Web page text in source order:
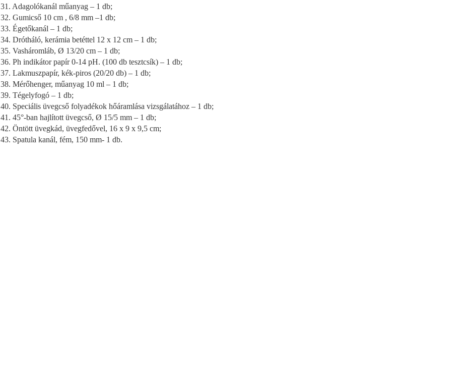
31. Adagolókanál műanyag – 1 db;
32. Gumicső 10 cm , 6/8 mm –1 db;
33. Égetőkanál – 1 db;
34. Drótháló, kerámia betéttel 12 x 12 cm – 1 db;
35. Vasháromláb, Ø 13/20 cm – 1 db;
36. Ph indikátor papír 0-14 pH. (100 db tesztcsík) – 1 db;
37. Lakmuszpapír, kék-piros (20/20 db) – 1 db;
38. Mérőhenger, műanyag 10 ml – 1 db;
39. Tégelyfogó – 1 db;
40. Speciális üvegcső folyadékok hőáramlása vizsgálatához – 1 db;
41. 45°-ban hajlított üvegcső, Ø 15/5 mm – 1 db;
42. Öntött üvegkád, üvegfedővel, 16 x 9 x 9,5 cm;
43. Spatula kanál, fém, 150 mm- 1 db.